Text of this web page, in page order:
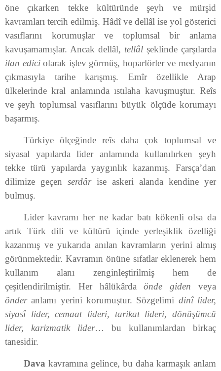
öne çıkarken tekke kültüründe şeyh ve mürşid
kavramları tercih edilmiş. Hâdî ve dellâl ise yol gösterici
vasıflarını korumuşlar ve toplumsal bir anlama
kavuşamamışlar. Ancak dellâl, tellâl şeklinde çarşılarda
ilan ediciolarak işlev görmüş, hoparlörler ve medyanın
çıkmasıyla tarihe karışmış. Emîr özellikle Arap
ülkelerinde kral anlamında ıstılaha kavuşmuştur. Reîs
ve şeyh toplumsal vasıflarını büyük ölçüde korumayı
başarmış.
Türkiye ölçeğinde reîs daha çok toplumsal ve
siyasal yapılarda lider anlamında kullanılırken şeyh
tekke türü yapılarda yaygınlık kazanmış. Farsça’dan
dilimize geçen serdârise askeri alanda kendine yer
bulmuş.
Lider kavramı her ne kadar batı kökenli olsa da
artık Türk dili ve kültürü içinde yerleşiklik özelliği
kazanmış ve yukarıda anılan kavramların yerini almış
görünmektedir. Kavramın önüne sıfatlar eklenerek hem
kullanım alanı zenginleştirilmiş hem de
çeşitlendirilmiştir. Her hâlükârdaönde giden veya
önderanlamı yerini korumuştur. Sözgelimi dinî lider,
siyasî lider, cemaat lideri, tarikat lideri, dönüşümcü
lider, karizmatik lider… bu kullanımlardan birkaç
tanesidir.
Dava kavramına gelince, bu daha karmaşık anlam